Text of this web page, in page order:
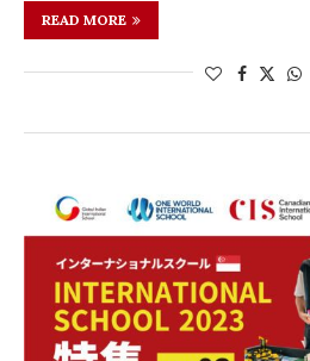
READ MORE